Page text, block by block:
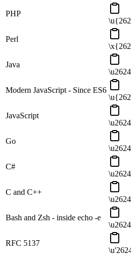
PHP
Perl
Java
\u2624
Modern JavaScript - Since ES6
JavaScript
\u2624
Go
\u2624
C#
\u2624
C and C++
\u2624
Bash and Zsh - inside echo -e
\u2624
RFC 5137